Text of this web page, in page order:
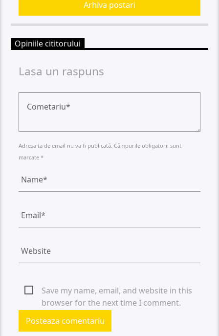
Arhiva postari
Opiniile cititorului
Lasa un raspuns
Adresa ta de email nu va fi publicată. Câmpurile obligatorii sunt
marcate *
Save my name, email, and website in this
browser for the next time I comment.